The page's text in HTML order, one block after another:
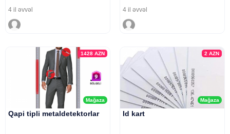
4 il əvvəl 4 il əvvəl
Mağaza
1428AZN
Qapi tipli metaldetektorlar
Mağaza
2 AZN
Id kart